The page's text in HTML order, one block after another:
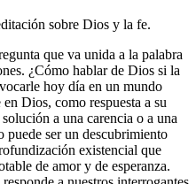
sobre Dios y la fe.
que va unida a la palabra
¿Cómo hablar de Dios si la
hoy día en un mundo
Dios, como respuesta a su
a una carencia o a una
puede ser un descubrimiento
existencial que
de amor y de esperanza.